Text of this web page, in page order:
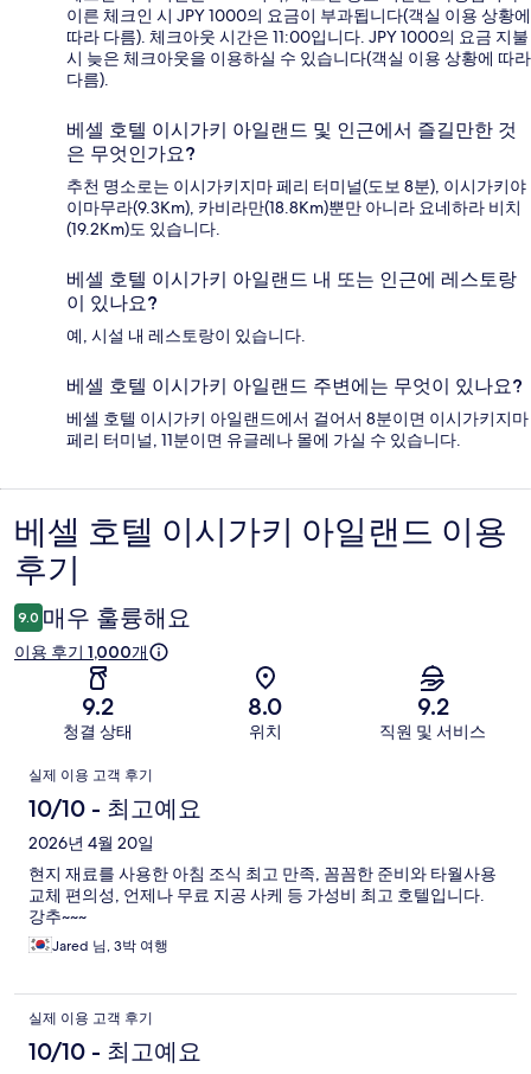
이른 체크인 시 JPY 1000의 요금이 부과됩니다(객실 이용 상황에
따라 다름). 체크아웃 시간은 11:00입니다. JPY 1000의 요금 지불
시 늦은 체크아웃을 이용하실 수 있습니다(객실 이용 상황에 따라
다름).
베셀 호텔 이시가키 아일랜드 및 인근에서 즐길만한 것
은 무엇인가요?
추천 명소로는 이시가키지마 페리 터미널(도보 8분), 이시가키야
이마무라(9.3Km), 카비라만(18.8Km)뿐만 아니라 요네하라 비치
(19.2Km)도 있습니다.
베셀 호텔 이시가키 아일랜드 내 또는 인근에 레스토랑
이 있나요?
예, 시설 내 레스토랑이 있습니다.
베셀 호텔 이시가키 아일랜드 주변에는 무엇이 있나요?
베셀 호텔 이시가키 아일랜드에서 걸어서 8분이면 이시가키지마
페리 터미널, 11분이면 유글레나 몰에 가실 수 있습니다.
이
용
후
기
베셀 호텔 이시가키 아일랜드 이용
후기
9.0 매우 훌륭해요
이용 후기 1,000개
9.2
청결 상태
8.0
위치
9.2
직원 및 서비스
이
용
후
기
실제 이용 고객 후기
10/10 - 최고예요
2026년 4월 20일
현지 재료를 사용한 아침 조식 최고 만족, 꼼꼼한 준비와 타월사용
교체 편의성, 언제나 무료 지공 사케 등 가성비 최고 호텔입니다.
강추~~~
Jared 님, 3박 여행
실제 이용 고객 후기
10/10 - 최고예요